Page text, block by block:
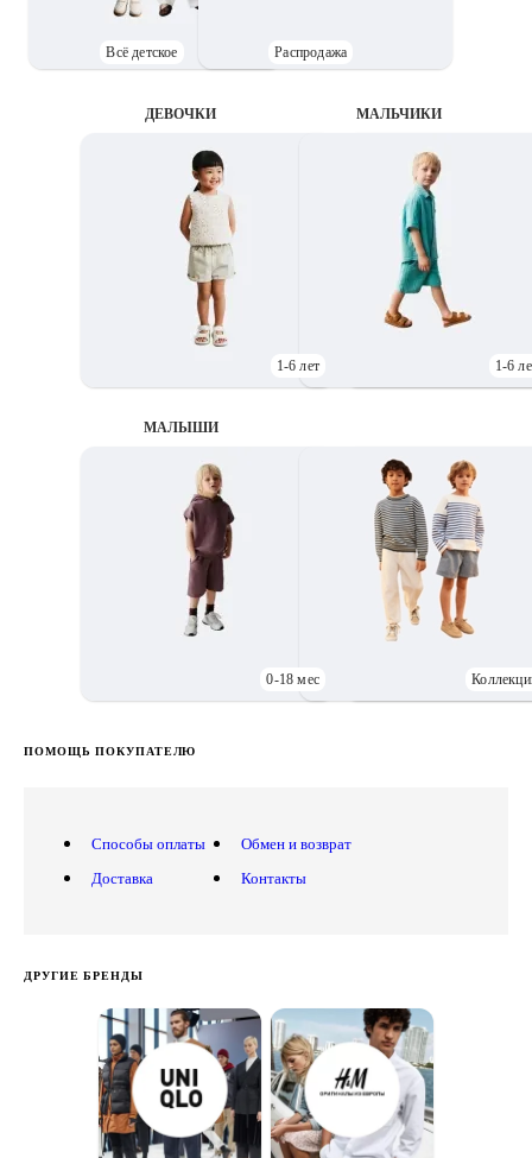
Всё детское Распродажа
ДЕВОЧКИ
1-6 лет
MАЛЬЧИКИ
1-6
МАЛЫШИ
0-18 мес
ПОМОЩЬ ПОКУПАТЕЛЮ
Способы оплаты
Доставка
Обмен и возврат
Контакты
ДРУГИЕ БРЕНДЫ